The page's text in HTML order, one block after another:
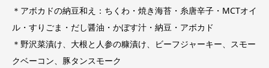
＊アボカドの納豆和え：ちくわ・焼き海苔・糸唐辛子・MCTオイ
ル・すりごま・だし醤油・かぼす汁・納豆・アボカド
＊野沢菜漬け、大根と人参の糠漬け、ビーフジャーキー、スモー
クベーコン、豚タンスモーク